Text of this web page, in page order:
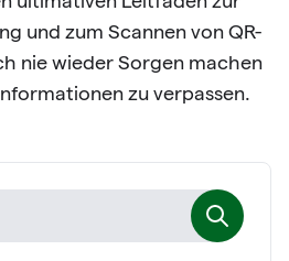
und zum Scannen von QR-
nie wieder Sorgen machen
zu verpassen.